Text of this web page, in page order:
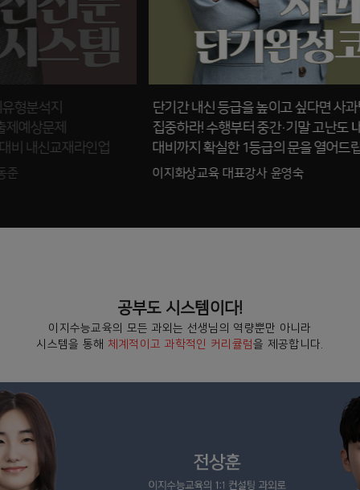
수능 1등급
, 서울/수도권 학생비율이 78%
오고가는 시간낭비 없이 대면과 똑같은
퀄리티로 전국을 찾아갑니다.
이지화상교육 대표강사 편미혜
공부도 시스템이다!
이지수능교육의 모든 과외는 선생님의 역량뿐만 아니라
시스템을 통해 체계적이고 과학적인 커리큘럼을 제공합니다.